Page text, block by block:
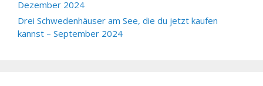
Dezember 2024
Drei Schwedenhäuser am See, die du jetzt kaufen
kannst – September 2024